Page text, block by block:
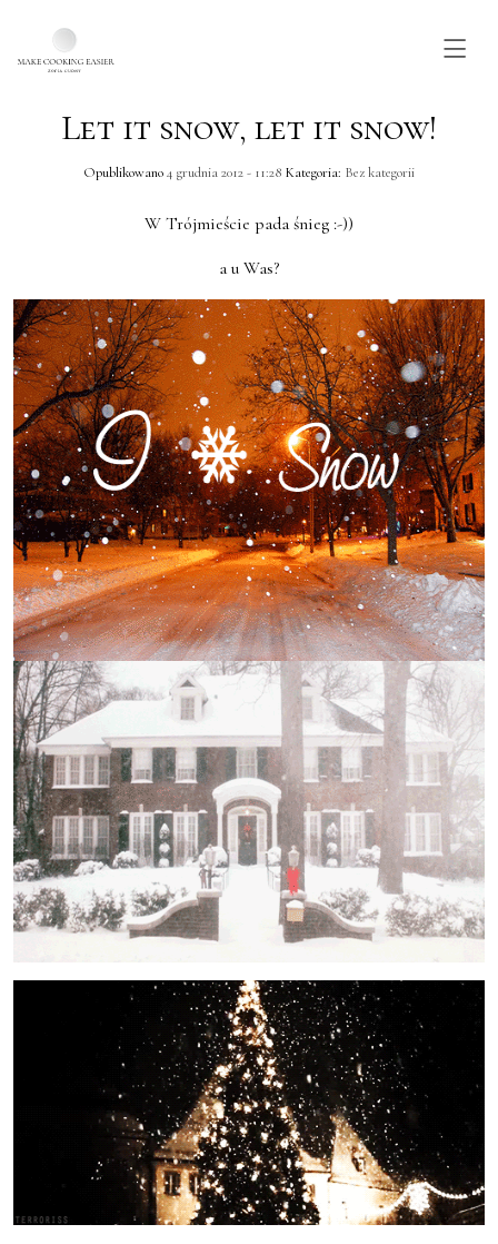
Skip to main content
Let it snow, let it snow!
Opublikowano4 grudnia 2012 - 11:28 Kategoria: Bez kategorii
W Trójmieście pada śnieg :-))
a u Was?